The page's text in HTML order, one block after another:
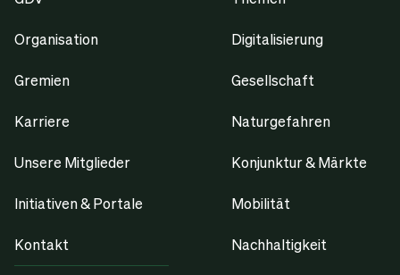
Organisation
Gremien
Karriere
Unsere Mitglieder
Initiativen & Portale
Kontakt
Digitalisierung
Gesellschaft
Naturgefahren
Konjunktur & Märkte
Mobilität
Nachhaltigkeit